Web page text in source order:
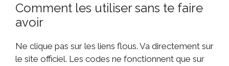
Comment les utiliser sans te faire
avoir
Ne clique pas sur les liens flous. Va directement sur
le site officiel. Les codes ne fonctionnent que sur